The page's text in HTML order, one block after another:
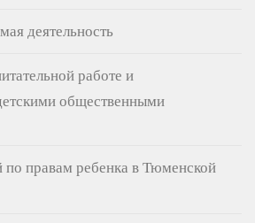
деятельность
работе и
общественными
правам ребенка в Тюменской